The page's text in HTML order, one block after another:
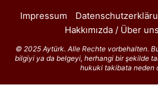
Impressum
Hakkımızda / Über uns
© 2025 Aytürk. Alle Rechte vorbehalten.
bilgiyi ya da belgeyi, herhangi bir şekilde
hukuki takibata neden